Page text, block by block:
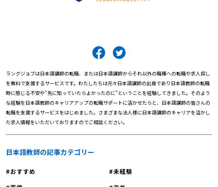
ラングジョブは日本語講師の転職、または日本語講師からそれ以外の職種への転職や求人探し
を無料で支援するサービスです。わたしたちは元々日本語講師の出身であり日本語教師の転職
時に感じる不安や"先に知っていたらよかったのに"ということを経験してきました。そのよう
な経験を日本語教師のキャリアアップの転職サポートに活かせたらと、日本語講師の皆さんの
転職を支援するサービスをはじめました。さまざまな法人様に日本語講師のキャリアを活かし
た求人情報をいただいておりますのでご相談ください。
日本語教師の記事カテゴリー
おすすめ
未経験